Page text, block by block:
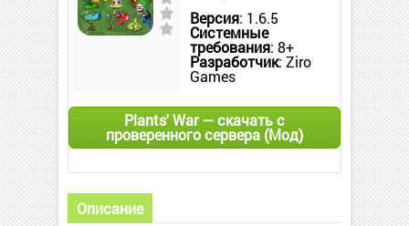
Версия: 1.6.5
Системные
требования: 8+
Разработчик: Ziro
Games
Plants' War — скачать с
проверенного сервера (Мод)
Описание